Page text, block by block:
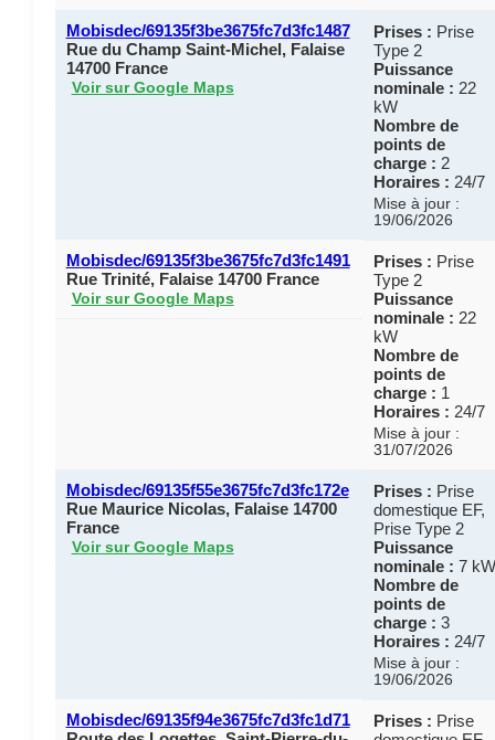
Mobisdec/69135f3be3675fc7d3fc1487
Rue du Champ Saint-Michel, Falaise
14700 France
Voir sur Google Maps
Prises : Prise
Type 2
Puissance
nominale : 22
kW
Nombre de
points de
charge : 2
Horaires : 24/7
Mise à jour :
19/06/2026
Mobisdec/69135f3be3675fc7d3fc1491
Rue Trinité, Falaise 14700 France
Voir sur Google Maps
Prises : Prise
Type 2
Puissance
nominale : 22
kW
Nombre de
points de
charge : 1
Horaires : 24/7
Mise à jour :
31/07/2026
Mobisdec/69135f55e3675fc7d3fc172e
Rue Maurice Nicolas, Falaise 14700
France
Voir sur Google Maps
Prises : Prise
domestique EF,
Prise Type 2
Puissance
nominale : 7 kW
Nombre de
points de
charge : 3
Horaires : 24/7
Mise à jour :
19/06/2026
Mobisdec/69135f94e3675fc7d3fc1d71
Prises : Prise